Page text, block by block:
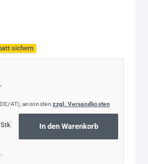
sichern
AT), ansonstenzzgl. Versandkosten
Stk In den Warenkorb